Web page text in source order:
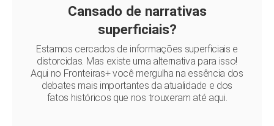
Cansado de narrativas
superficiais?
Estamos cercados de informações superficiais e
distorcidas. Mas existe uma alternativa para isso!
Aqui no Fronteiras+ você mergulha na essência dos
debates mais importantes da atualidade e dos
fatos históricos que nos trouxeram até aqui.